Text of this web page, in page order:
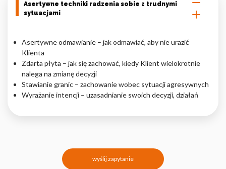
Asertywne techniki radzenia sobie z trudnymi
sytuacjami
Asertywne odmawianie – jak odmawiać, aby nie urazić
Klienta
Zdarta płyta – jak się zachować, kiedy Klient wielokrotnie
nalega na zmianę decyzji
Stawianie granic – zachowanie wobec sytuacji agresywnych
Wyrażanie intencji – uzasadnianie swoich decyzji, działań
wyślij zapytanie